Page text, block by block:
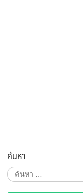
ค้นหา
ค้นหา
สำหรับ: